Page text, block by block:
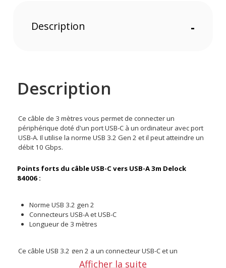
Description -
Description
Ce câble de 3 mètres vous permet de connecter un
périphérique doté d'un port USB-C à un ordinateur avec port
USB-A. Il utilise la norme USB 3.2 Gen 2 et il peut atteindre un
débit 10 Gbps.
Points forts du câble USB-C vers USB-A 3m Delock
84006 :
Norme USB 3.2 gen 2
Connecteurs USB-A et USB-C
Longueur de 3 mètres
Ce câble USB 3.2 gen 2 a un connecteur USB-C et un
connecteur USB-A. Capable d'atteindre un débit de 10 Gbps, il
Afficher la suite